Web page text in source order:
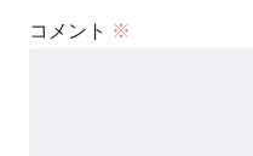
コメント ※